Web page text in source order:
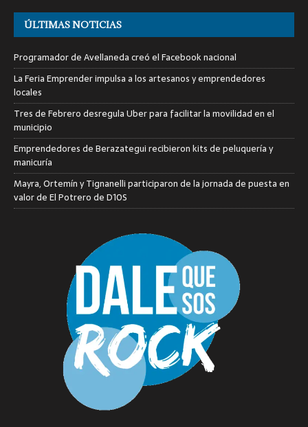
ÚLTIMAS NOTICIAS
Programador de Avellaneda creó el Facebook nacional
La Feria Emprender impulsa a los artesanos y emprendedores
locales
Tres de Febrero desregula Uber para facilitar la movilidad en el
municipio
Emprendedores de Berazategui recibieron kits de peluquería y
manicuría
Mayra, Ortemín y Tignanelli participaron de la jornada de puesta en
valor de El Potrero de D10S